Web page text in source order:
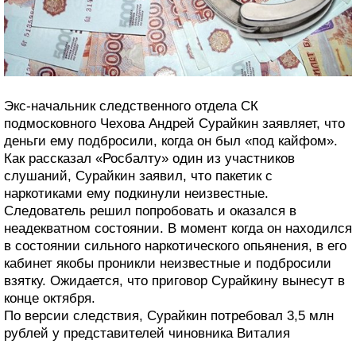
Экс-начальник следственного отдела СК
подмосковного Чехова Андрей Сурайкин заявляет, что
деньги ему подбросили, когда он был «под кайфом».
Как рассказал «Росбалту» один из участников
слушаний, Сурайкин заявил, что пакетик с
наркотиками ему подкинули неизвестные.
Следователь решил попробовать и оказался в
неадекватном состоянии. В момент когда он находился
в состоянии сильного наркотического опьянения, в его
кабинет якобы проникли неизвестные и подбросили
взятку. Ожидается, что приговор Сурайкину вынесут в
конце октября.
По версии следствия, Сурайкин потребовал 3,5 млн
рублей у представителей чиновника Виталия